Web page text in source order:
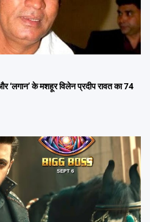
के मशहूर विलेन प्रदीप रावत का 74